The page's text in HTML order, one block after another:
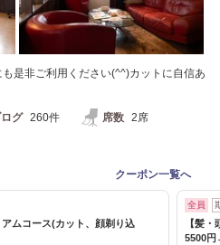
是非ご利用ください(^^)カットに自信あ
グ 260件 席数 2席
クーポン一覧へ
アムコース(カット、顔剃り込
全員
【髪
5500